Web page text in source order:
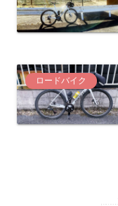
ロードバイク